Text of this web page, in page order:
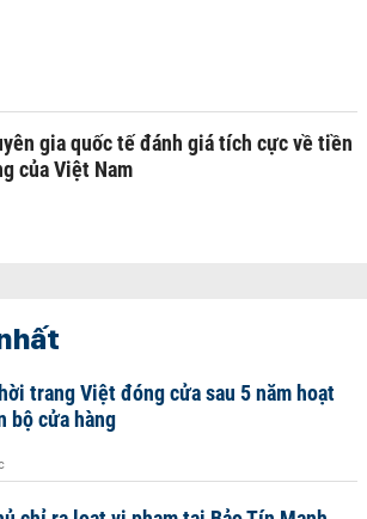
gia quốc tế đánh giá tích cực về tiền
của Việt Nam
trang Việt đóng cửa sau 5 năm hoạt
bộ cửa hàng